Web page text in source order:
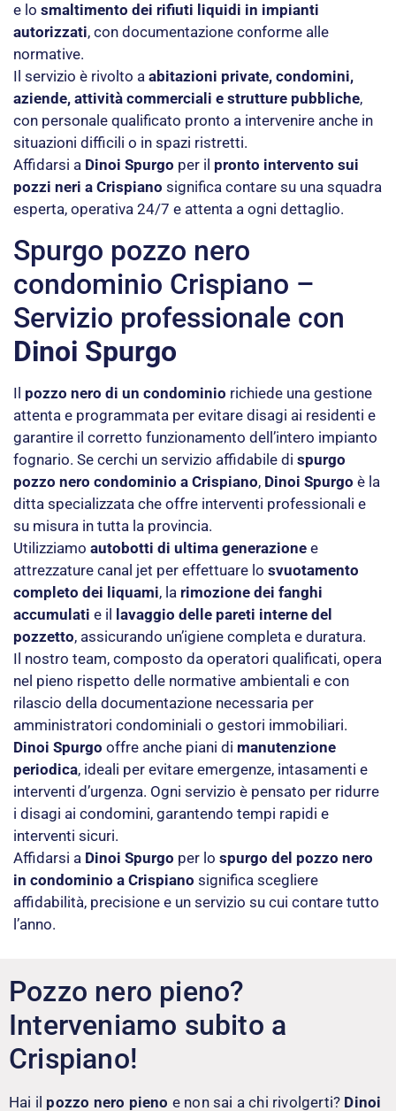
e lo smaltimento dei rifiuti liquidi in impianti
autorizzati, con documentazione conforme alle
normative.
Il servizio è rivolto a abitazioni private, condomini,
aziende, attività commerciali e strutture pubbliche,
con personale qualificato pronto a intervenire anche in
situazioni difficili o in spazi ristretti.
Affidarsi a Dinoi Spurgo per il pronto intervento sui
pozzi neri a Crispiano significa contare su una squadra
esperta, operativa 24/7 e attenta a ogni dettaglio.
Spurgo pozzo nero
condominio Crispiano –
Servizio professionale con
Dinoi Spurgo
Il pozzo nero di un condominio richiede una gestione
attenta e programmata per evitare disagi ai residenti e
garantire il corretto funzionamento dell’intero impianto
fognario. Se cerchi un servizio affidabile di spurgo
pozzo nero condominio a Crispiano, Dinoi Spurgo è la
ditta specializzata che offre interventi professionali e
su misura in tutta la provincia.
Utilizziamo autobotti di ultima generazione e
attrezzature canal jet per effettuare lo svuotamento
completo dei liquami, la rimozione dei fanghi
accumulati e il lavaggio delle pareti interne del
pozzetto, assicurando un’igiene completa e duratura.
Il nostro team, composto da operatori qualificati, opera
nel pieno rispetto delle normative ambientali e con
rilascio della documentazione necessaria per
amministratori condominiali o gestori immobiliari.
Dinoi Spurgo offre anche piani di manutenzione
periodica, ideali per evitare emergenze, intasamenti e
interventi d’urgenza. Ogni servizio è pensato per ridurre
i disagi ai condomini, garantendo tempi rapidi e
interventi sicuri.
Affidarsi a Dinoi Spurgo per lo spurgo del pozzo nero
in condominio a Crispiano significa scegliere
affidabilità, precisione e un servizio su cui contare tutto
l’anno.
Pozzo nero pieno?
Interveniamo subito a
Crispiano!
Hai il pozzo nero pieno e non sai a chi rivolgerti? Dinoi